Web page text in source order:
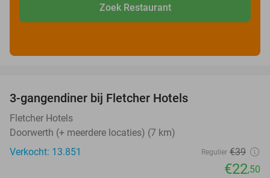
Zoek Restaurant
3-gangendiner bij Fletcher Hotels
Fletcher Hotels
Doorwerth (+ meerdere locaties) (7 km)
Verkocht: 13.851
Regulier €39
€22,50